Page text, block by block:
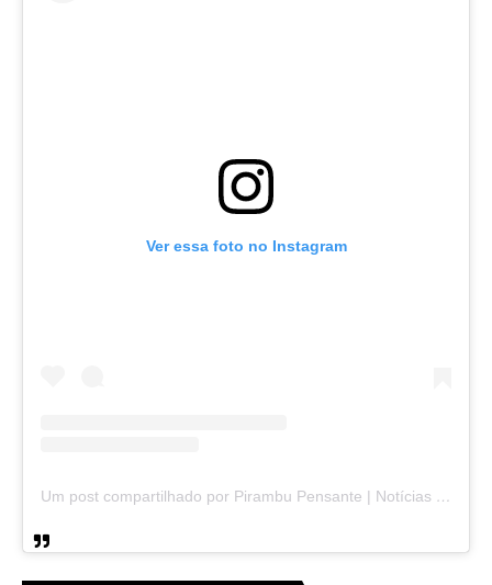
Ver essa foto no Instagram
Um post compartilhado por Pirambu Pensante | Notícias & Entretenimento (@pirambupensante)